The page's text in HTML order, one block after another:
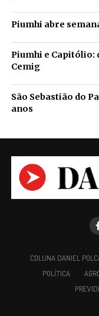
Piumhi abre
Piumhi e Capitólio:
Cemig
São Sebastião do
anos
COLUNA DANIEL
POLÍTICA